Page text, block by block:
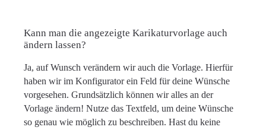
Kann man die angezeigte Karikaturvorlage auch
ändern lassen?
Ja, auf Wunsch verändern wir auch die Vorlage. Hierfür
haben wir im Konfigurator ein Feld für deine Wünsche
vorgesehen. Grundsätzlich können wir alles an der
Vorlage ändern! Nutze das Textfeld, um deine Wünsche
so genau wie möglich zu beschreiben. Hast du keine